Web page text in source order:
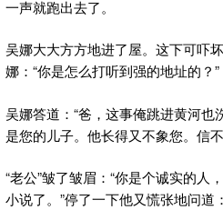
一声就跑出去了。
吴娜大大方方地进了屋。这下可吓
娜：“你是怎么打听到强的地址的？”
吴娜答道：“爸，这事俺跳进黄河
是您的儿子。他长得又不象您。信
“老公”皱了皱眉：“你是个诚实的人
小说了。”停了一下他又慌张地问道